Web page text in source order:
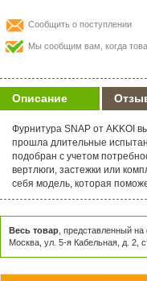
Сообщить о поступлении
Мы сообщим вам, когда
Описание
Фурнитура SNAP от AKKOI
прошла длительные
подобран с учетом
вертлюги, застежки или
себя модель, которая
Весь товар , представленный
Москва, ул. 5-я Кабельная, д. 2,